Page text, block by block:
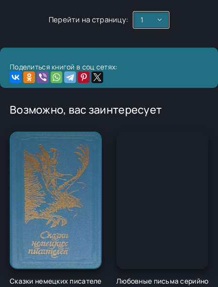
Перейти на страницу:
Поделиться книгой в соц сетях:
Возможно, вас заинтересует
Сказки немецких писателей - НовалисЛюбовные письма